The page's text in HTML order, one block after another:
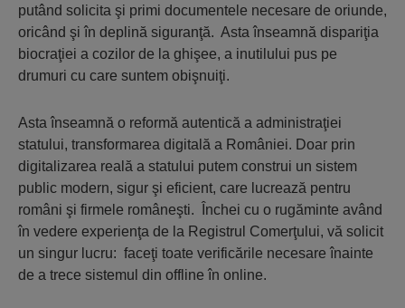
putând solicita şi primi documentele necesare de oriunde,
oricând şi în deplină siguranţă. Asta înseamnă dispariţia
biocraţiei a cozilor de la ghişee, a inutilului pus pe
drumuri cu care suntem obişnuiţi.
Asta înseamnă o reformă autentică a administraţiei
statului, transformarea digitală a României. Doar prin
digitalizarea reală a statului putem construi un sistem
public modern, sigur şi eficient, care lucrează pentru
români şi firmele româneşti. Închei cu o rugăminte având
în vedere experienţa de la Registrul Comerţului, vă solicit
un singur lucru: faceţi toate verificările necesare înainte
de a trece sistemul din offline în online.